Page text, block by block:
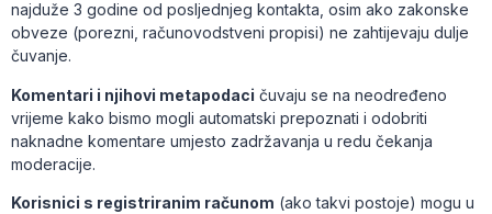
najduže 3 godine od posljednjeg kontakta, osim ako zakonske
obveze (porezni, računovodstveni propisi) ne zahtijevaju dulje
čuvanje.
Komentari i njihovi metapodaci čuvaju se na neodređeno
vrijeme kako bismo mogli automatski prepoznati i odobriti
naknadne komentare umjesto zadržavanja u redu čekanja
moderacije.
Korisnici s registriranim računom (ako takvi postoje) mogu u